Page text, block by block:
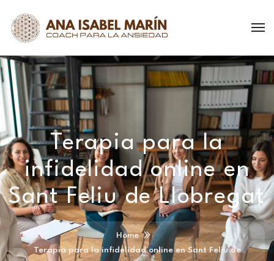
Terapia para la
infidelidad online en
Sant Feliu de Llobregat
Home
Terapia para la infidelidad online en Sant Feliu de